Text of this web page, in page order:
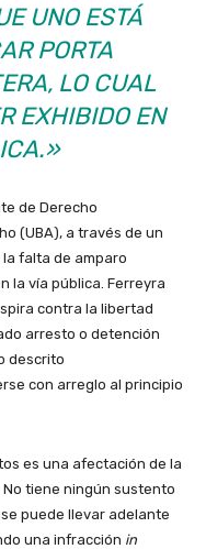
UNO ESTÁ
PORTA
LO CUAL
EXHIBIDO EN
de Derecho
(UBA), a través de un
la falta de amparo
la vía pública. Ferreyra
contra la libertad
arresto o detención
descrito
con arreglo al principio
es una afectación de la
tiene ningún sustento
puede llevar adelante
una infracción in